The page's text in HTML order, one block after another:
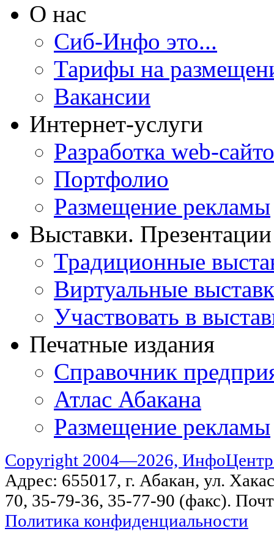
О нас
Сиб-Инфо это...
Тарифы на
Вакансии
Интернет-услуги
Разработка web-
Портфолио
Размещение рекламы
Выставки. Презентации
Традиционные
Виртуальные
Участвовать в
Печатные издания
Справочник
Атлас Абакана
Размещение рекламы
Copyright 2004—2026,
Адрес: 655017, г. Абакан, ул.
70, 35-79-36, 35-77-90 (факс).
Политика конфиденциальности